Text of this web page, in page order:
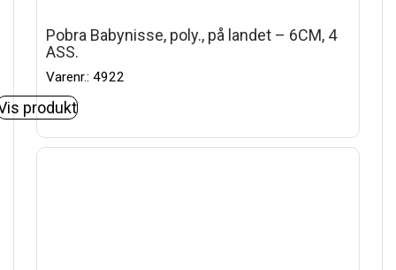
Pobra Babynisse, poly., på landet – 6CM, 4
ASS.
Varenr.: 4922
produkt